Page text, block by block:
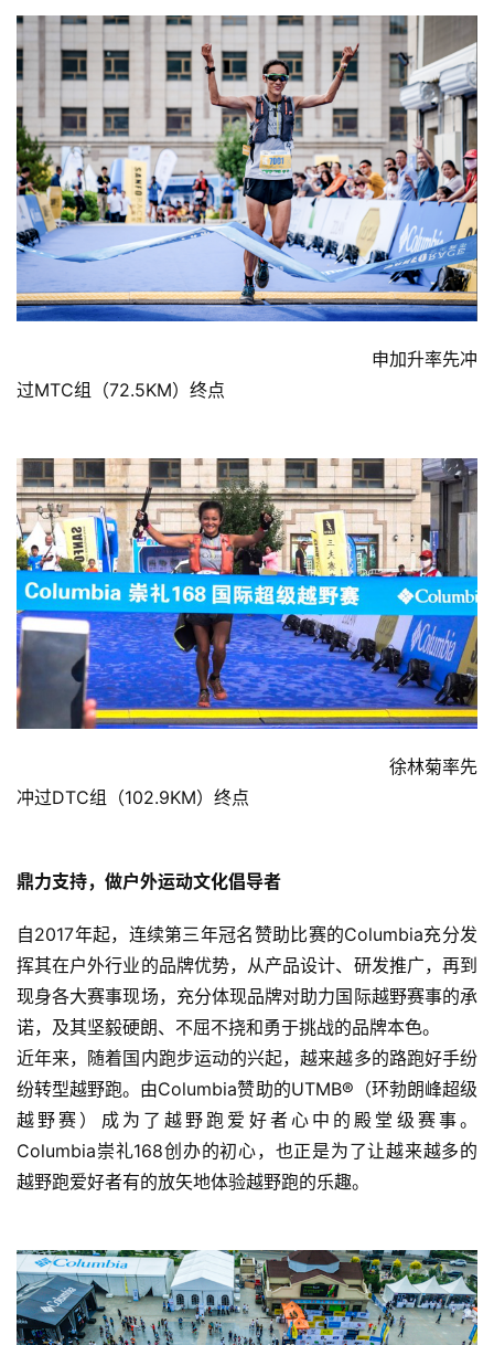
选
运
集
申加升率先冲
过MTC组（72.5KM）终点
徐林菊率先
冲过DTC组（102.9KM）终点
鼎力支持，做户外运动文化倡导者
自2017年起，连续第三年冠名赞助比赛的Columbia充分发
挥其在户外行业的品牌优势，从产品设计、研发推广，再到
现身各大赛事现场，充分体现品牌对助力国际越野赛事的承
诺，及其坚毅硬朗、不屈不挠和勇于挑战的品牌本色。
近年来，随着国内跑步运动的兴起，越来越多的路跑好手纷
纷转型越野跑。由Columbia赞助的UTMB®️（环勃朗峰超级
越野赛）成为了越野跑爱好者心中的殿堂级赛事。
Columbia崇礼168创办的初心，也正是为了让越来越多的
越野跑爱好者有的放矢地体验越野跑的乐趣。